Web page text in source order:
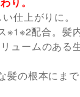
仕上がりに。
※1※2配合。髪
ュームのある
髪の根本にま